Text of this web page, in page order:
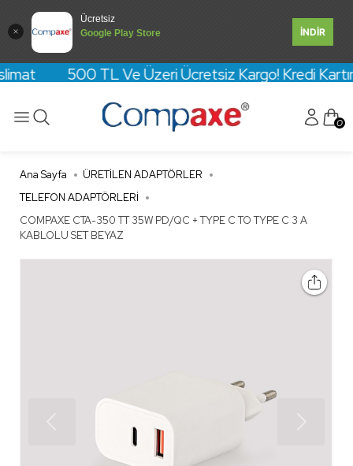
Ücretsiz
Google Play Store
İNDİR
500 TL Ve Üzeri Ücretsiz Kargo! Kredi
0
Ana Sayfa
ÜRETİLEN ADAPTÖRLER
TELEFON ADAPTÖRLERİ
COMPAXE CTA-350 TT 35W PD/QC + TYPE C TO TYPE C 3 A
KABLOLU SET BEYAZ